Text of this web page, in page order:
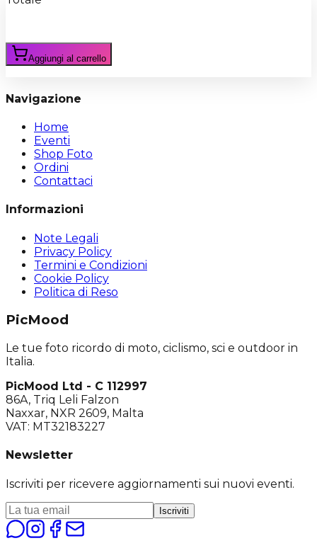
Aggiungi al carrello
Navigazione
Home
Eventi
Shop Foto
Ordini
Contattaci
Informazioni
Note Legali
Privacy Policy
Termini e Condizioni
Cookie Policy
Politica di Reso
PicMood
Le tue foto ricordo di moto, ciclismo, sci e outdoor in
Italia.
PicMood Ltd - C 112997
86A, Triq Leli Falzon
Naxxar, NXR 2609, Malta
VAT: MT32183227
Newsletter
Iscriviti per ricevere aggiornamenti sui nuovi eventi.
Iscriviti